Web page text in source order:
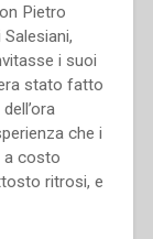
Pietro
i suoi
stato fatto
che i
a costo
ritrosi, e